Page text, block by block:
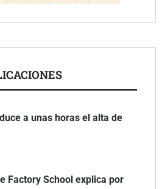
a unas horas el alta de
Factory School explica por